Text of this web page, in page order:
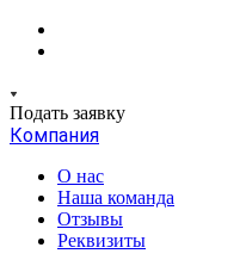
Подать заявку
Компания
О нас
Наша команда
Отзывы
Реквизиты